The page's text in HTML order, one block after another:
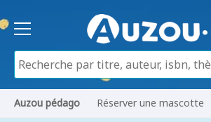
Auzou pédago Réserver une mascotte